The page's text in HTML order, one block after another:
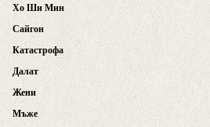
Хо Ши Мин
Сайгон
Катастрофа
Далат
Жени
Мъже